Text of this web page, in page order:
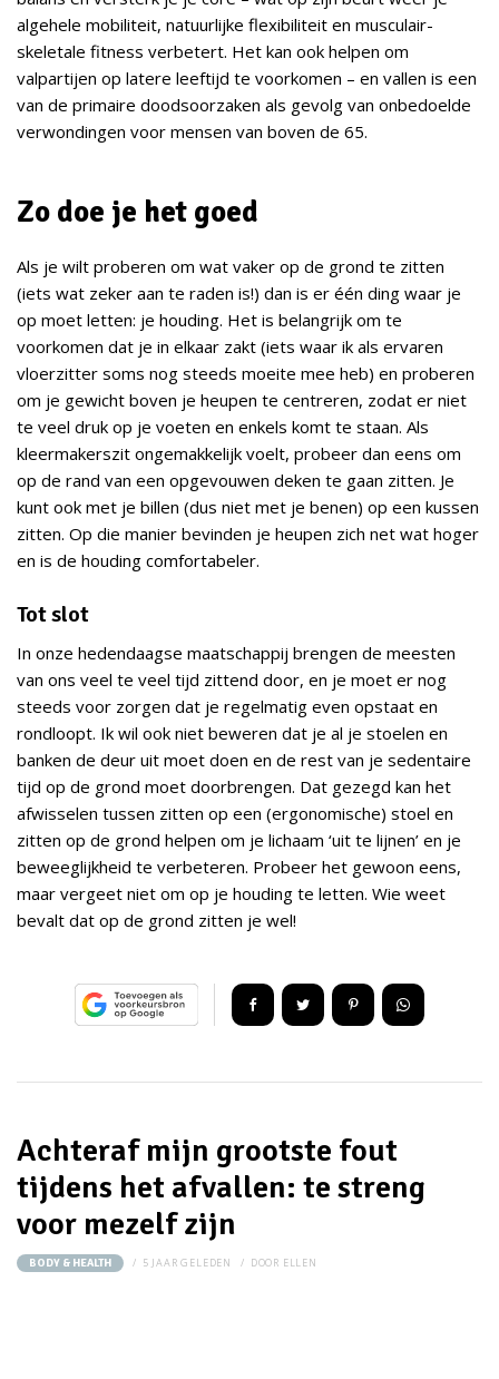
algehele mobiliteit, natuurlijke flexibiliteit en musculair-
skeletale fitness verbetert. Het kan ook helpen om
valpartijen op latere leeftijd te voorkomen – en vallen is een
van de primaire doodsoorzaken als gevolg van onbedoelde
verwondingen voor mensen van boven de 65.
Zo doe je het goed
Als je wilt proberen om wat vaker op de grond te zitten
(iets wat zeker aan te raden is!) dan is er één ding waar je
op moet letten: je houding. Het is belangrijk om te
voorkomen dat je in elkaar zakt (iets waar ik als ervaren
vloerzitter soms nog steeds moeite mee heb) en proberen
om je gewicht boven je heupen te centreren, zodat er niet
te veel druk op je voeten en enkels komt te staan. Als
kleermakerszit ongemakkelijk voelt, probeer dan eens om
op de rand van een opgevouwen deken te gaan zitten. Je
kunt ook met je billen (dus niet met je benen) op een kussen
zitten. Op die manier bevinden je heupen zich net wat hoger
en is de houding comfortabeler.
Tot slot
In onze hedendaagse maatschappij brengen de meesten
van ons veel te veel tijd zittend door, en je moet er nog
steeds voor zorgen dat je regelmatig even opstaat en
rondloopt. Ik wil ook niet beweren dat je al je stoelen en
banken de deur uit moet doen en de rest van je sedentaire
tijd op de grond moet doorbrengen. Dat gezegd kan het
afwisselen tussen zitten op een (ergonomische) stoel en
zitten op de grond helpen om je lichaam ‘uit te lijnen’ en je
beweeglijkheid te verbeteren. Probeer het gewoon eens,
maar vergeet niet om op je houding te letten. Wie weet
bevalt dat op de grond zitten je wel!
Achteraf mijn grootste fout
tijdens het afvallen: te streng
voor mezelf zijn
BODY & HEALTH 5 JAAR GELEDEN DOOR ELLEN